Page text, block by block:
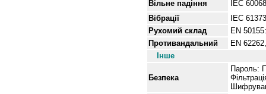
Вільне падіння
IEC
Вібрації
IEC 61373
Рухомий склад
EN
Противандальний
EN
Інше
Безпека
Пароль: